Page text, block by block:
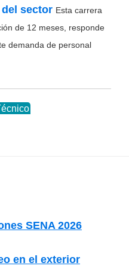
sector Esta carrera
de 12 meses, responde
demanda de personal
SENA 2026
en el exterior